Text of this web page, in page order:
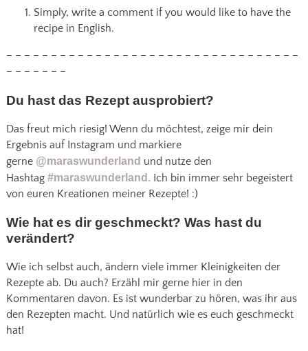
Simply, write a comment if you would like to have the
recipe in English.
– – – – – – – – – – – – – – – – – – – – – – – – – – – – – – – – –
– – – – – – –
Du hast das Rezept ausprobiert?
Das freut mich riesig! Wenn du möchtest, zeige mir dein
Ergebnis auf Instagram und markiere
gerne @maraswunderland und nutze den
Hashtag #maraswunderland.Ich bin immer sehr begeistert
von euren Kreationen meiner Rezepte! :)
Wie hat es dir geschmeckt? Was hast du
verändert?
Wie ich selbst auch, ändern viele immer Kleinigkeiten der
Rezepte ab. Du auch? Erzähl mir gerne hier in den
Kommentaren davon. Es ist wunderbar zu hören, was ihr aus
den Rezepten macht. Und natürlich wie es euch geschmeckt
hat!